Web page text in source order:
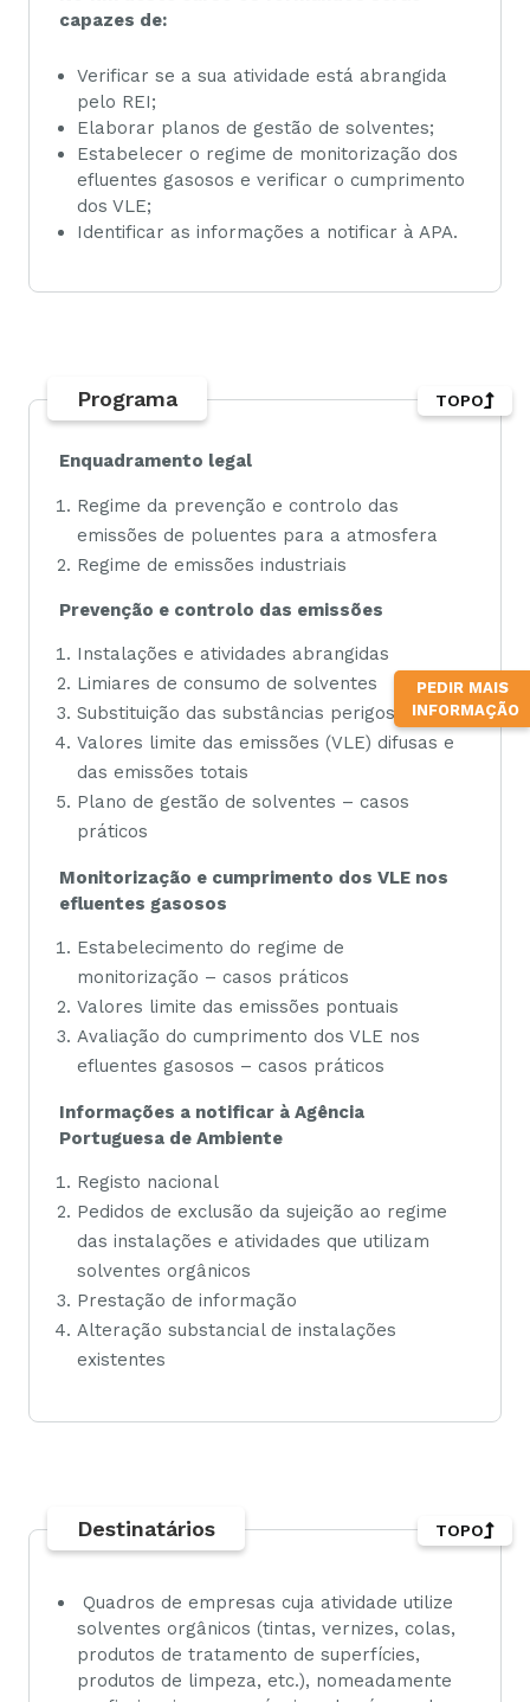
PEDIR MAIS
INFORMAÇÃO
capazes de:
Verificar se a sua atividade está abrangida
pelo REI;
Elaborar planos de gestão de solventes;
Estabelecer o regime de monitorização dos
efluentes gasosos e verificar o cumprimento
dos VLE;
Identificar as informações a notificar à APA.
Programa
Enquadramento legal
Regime da prevenção e controlo das
emissões de poluentes para a atmosfera
Regime de emissões industriais
Prevenção e controlo das emissões
Instalações e atividades abrangidas
Limiares de consumo de solventes
Substituição das substâncias perigosas
Valores limite das emissões (VLE) difusas e
das emissões totais
Plano de gestão de solventes – casos
práticos
Monitorização e cumprimento dos VLE nos
efluentes gasosos
Estabelecimento do regime de
monitorização – casos práticos
Valores limite das emissões pontuais
Avaliação do cumprimento dos VLE nos
efluentes gasosos – casos práticos
Informações a notificar à Agência
Portuguesa de Ambiente
Registo nacional
Pedidos de exclusão da sujeição ao regime
das instalações e atividades que utilizam
solventes orgânicos
Prestação de informação
Alteração substancial de instalações
existentes
TOPO
Destinatários
Quadros de empresas cuja atividade utilize
solventes orgânicos (tintas, vernizes, colas,
produtos de tratamento de superfícies,
produtos de limpeza, etc.), nomeadamente
TOPO